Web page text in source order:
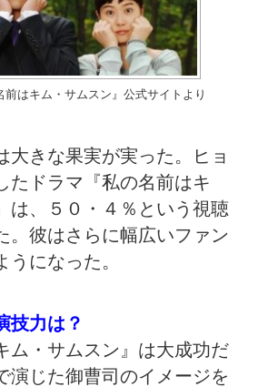
前はキム・サムスン』公式サイトより
大きな果実が実った。ヒョ
たドラマ『私の名前はキ
は、５０・４％という視聴
。彼はさらに幅広いファン
うになった。
技力は？
ム・サムスン』は大成功だ
演じた御曹司のイメージを